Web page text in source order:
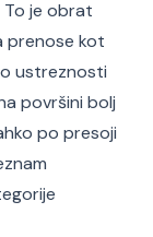
To je obrat
prenose kot
ustreznosti
površini bolj
po presoji